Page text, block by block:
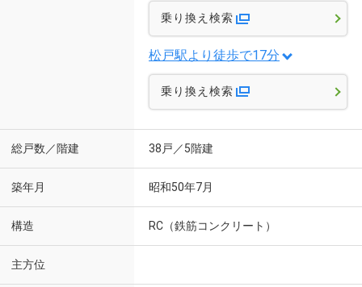
乗り換え検索
松戸駅より徒歩で17分
乗り換え検索
総戸数／階建 38戸／5階建
築年月 昭和50年7月
構造 RC（鉄筋コンクリート）
主方位